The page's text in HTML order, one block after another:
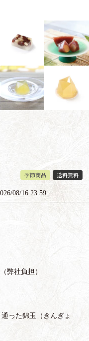
季節商品 送料無料
08/16 23:59
弊社負担）
った錦玉（きんぎょ